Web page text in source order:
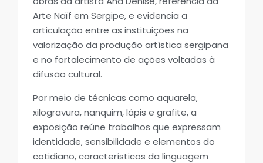
Arte Naïf em Sergipe, e evidencia a
articulação entre as instituições na
valorização da produção artística sergipana
e no fortalecimento de ações voltadas à
difusão cultural.
Por meio de técnicas como aquarela,
xilogravura, nanquim, lápis e grafite, a
exposição reúne trabalhos que expressam
identidade, sensibilidade e elementos do
cotidiano, característicos da linguagem